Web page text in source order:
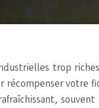
trop
récompenser votre